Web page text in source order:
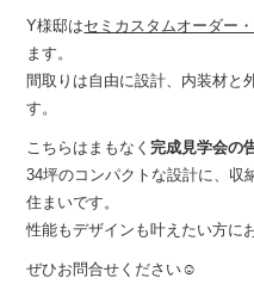
Y様邸はセミカスタムオーダー・
ます。
間取りは自由に設計、内装材と
す。
こちらはまもなく完成見学会の
34坪のコンパクトな設計に、収
住まいです。
性能もデザインも叶えたい方に
ぜひお問合せください☺︎